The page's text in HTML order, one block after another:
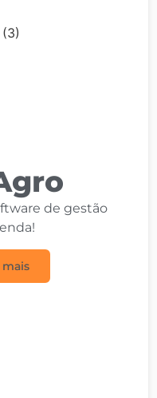
(3)
de gestão